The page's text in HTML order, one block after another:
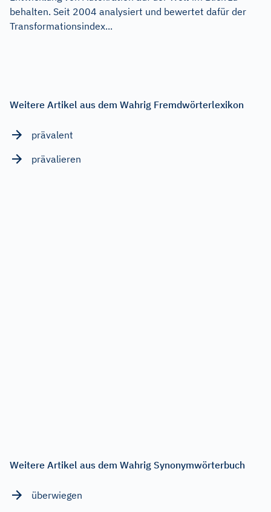
behalten. Seit 2004 analysiert und bewertet dafür der
Transformationsindex...
Weitere Artikel aus dem Wahrig Fremdwörterlexikon
prävalent
prävalieren
Weitere Artikel aus dem Wahrig Synonymwörterbuch
überwiegen